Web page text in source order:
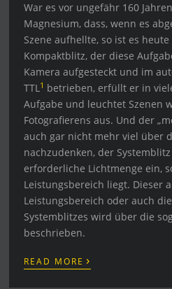
War es vor ungefähr 160
Magnesium, dass, wenn es
Szene aufhellte, so ist es
Kompaktblitz, der diese
Kamera aufgesteckt und im
TTL1 betrieben, erfüllt er in
Aufgabe und leuchtet Szenen
Fotografierens aus. Und der
auch gar nicht mehr viel über
nachzudenken, der
erforderliche Lichtmenge ein,
Leistungsbereich liegt. Dieser
Leistungsbereich oder auch
Systemblitzes wird über die
beschrieben.
READ MORE ›